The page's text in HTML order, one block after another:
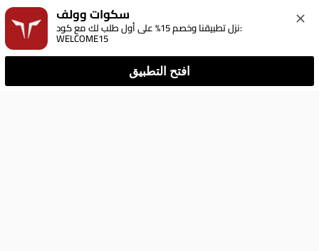
سكوات وولف
نزل تطبيقنا وخصم 15% على أول طلب لك مع كود:
WELCOME15
افتح التطبيق